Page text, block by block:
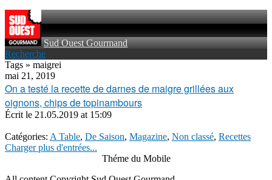
Sud Ouest Gourmand
Recherche
Tags » maigrei
mai 21, 2019
On a testé la recette de darnes de maigre grillées aux
oignons, chips de topinambours
Écrit le 21.05.2019 at 15:09
Catégories: A Table, De Saison, Magazine, Non classé, Recettes
Charger plus d'entrées...
Théme du Mobile